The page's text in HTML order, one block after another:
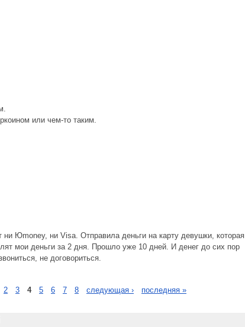
или чем-то таким.
ни Юmoney, ни Visa. Отправила деньги на карту девушки, которая
мои деньги за 2 дня. Прошло уже 10 дней. И денег до сих пор
не договориться.
2 3 4 5 6 7 8 следующая › последняя »